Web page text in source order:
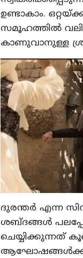
ഉണ്ടാകാം.
സമൂഹത്തിൽ
കാണുവാനുള്ള
ദുരന്തർ എന്ന
ശബ്ദങ്ങൾ
ചെയ്യിക്കുന്നത്